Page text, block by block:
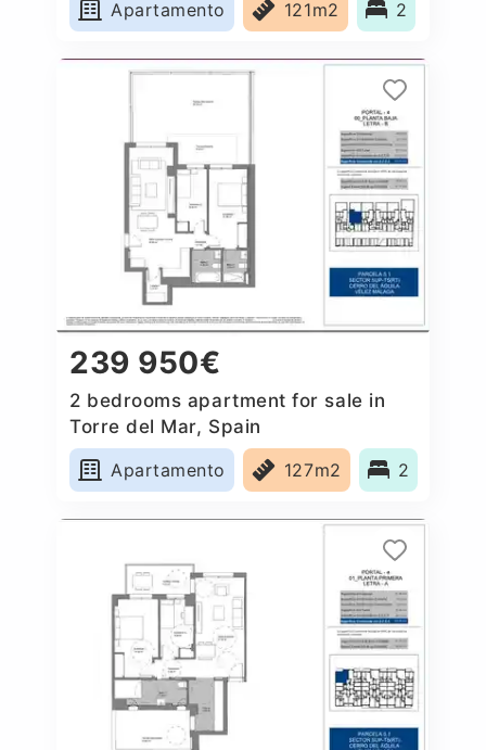
Apartamento 121m2 2
239 950€
2 bedrooms apartment for sale in
Torre del Mar, Spain
Apartamento
127m2 2